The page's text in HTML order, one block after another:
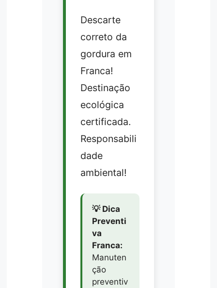
Descarte
correto da
gordura em
Franca!
Destinação
ecológica
certificada.
Responsabili
dade
ambiental!
💡 Dica
Preventi
va
Franca:
Manuten
ção
preventiv